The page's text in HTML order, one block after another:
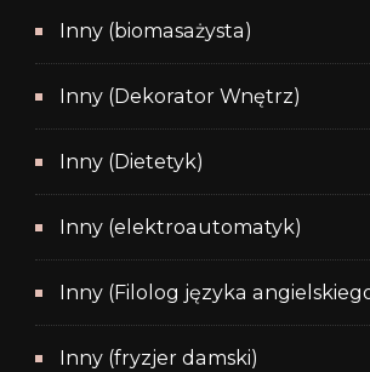
Inny (biomasażysta)
Inny (Dekorator Wnętrz)
Inny (Dietetyk)
Inny (elektroautomatyk)
Inny (Filolog języka
Inny (fryzjer damski)